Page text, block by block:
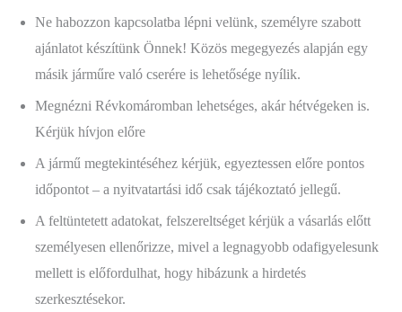
Ne habozzon kapcsolatba lépni velünk, személyre szabott
ajánlatot készítünk Önnek! Közös megegyezés alapján egy
másik járműre való cserére is lehetősége nyílik.
Megnézni Révkomáromban lehetséges, akár hétvégeken is.
Kérjük hívjon előre
A jármű megtekintéséhez kérjük, egyeztessen előre pontos
időpontot – a nyitvatartási idő csak tájékoztató jellegű.
A feltüntetett adatokat, felszereltséget kérjük a vásarlás előtt
személyesen ellenőrizze, mivel a legnagyobb odafigyelesunk
mellett is előfordulhat, hogy hibázunk a hirdetés
szerkesztésekor.